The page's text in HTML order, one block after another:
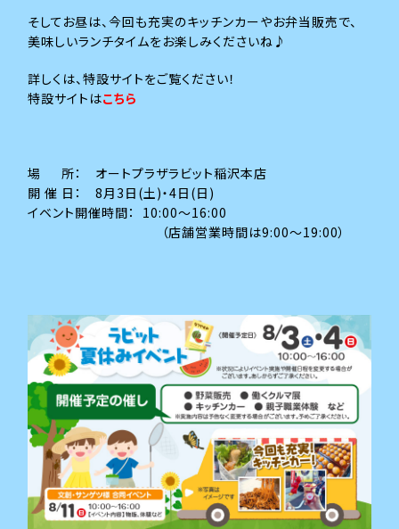
そしてお昼は、今回も充実のキッチンカーやお弁当販売で、
美味しいランチタイムをお楽しみくださいね♪
詳しくは、特設サイトをご覧ください！
特設サイトはこちら
場 所： オートプラザラビット稲沢本店
開 催 日： 8月3日(土)・4日(日)
イベント開催時間： 10:00～16:00
（店舗営業時間は9:00～19:00）